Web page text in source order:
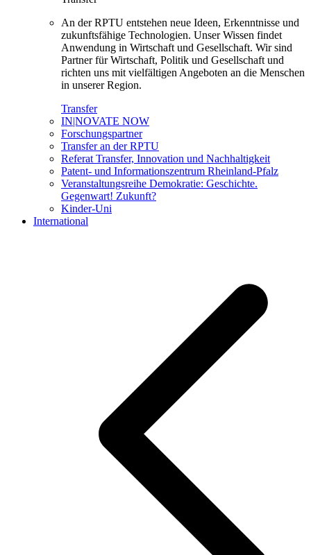
An der RPTU entstehen neue Ideen, Erkenntnisse und
zukunftsfähige Technologien. Unser Wissen findet
Anwendung in Wirtschaft und Gesellschaft. Wir sind
Partner für Wirtschaft, Politik und Gesellschaft und
richten uns mit vielfältigen Angeboten an die Menschen
in unserer Region.
Transfer
IN|NOVATE NOW
Forschungspartner
Transfer an der RPTU
Referat Transfer, Innovation und Nachhaltigkeit
Patent- und Informationszentrum Rheinland-Pfalz
Veranstaltungsreihe Demokratie: Geschichte.
Gegenwart! Zukunft?
Kinder-Uni
International